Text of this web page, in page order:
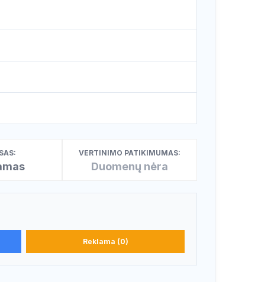
VERTINIMO PATIKIMUMAS:
Duomenų nėra
Reklama (0)